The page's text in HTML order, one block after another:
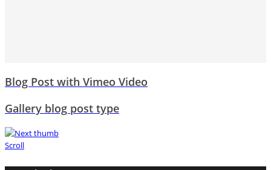
Blog Post with Vimeo Video
Gallery blog post type
Scroll